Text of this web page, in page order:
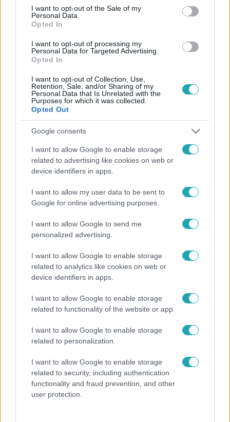
consent section.
I want to opt-out of the Sale of my
Personal Data.
Opted In
I want to opt-out of processing my
Personal Data for Targeted Advertising.
Opted In
I want to opt-out of Collection, Use,
Retention, Sale, and/or Sharing of my
Personal Data that Is Unrelated with the
Purposes for which it was collected.
Opted Out
Google consents
I want to allow Google to enable storage
related to advertising like cookies on web or
device identifiers in apps.
I want to allow my user data to be sent to
Google for online advertising purposes.
I want to allow Google to send me
personalized advertising.
I want to allow Google to enable storage
related to analytics like cookies on web or
device identifiers in apps.
I want to allow Google to enable storage
related to functionality of the website or app.
I want to allow Google to enable storage
related to personalization.
I want to allow Google to enable storage
related to security, including authentication
functionality and fraud prevention, and other
user protection.
TOP HÍREK # GAZDASÁG # INFLÁCIÓ
FOGYASZTÁS #VÁSÁRLÁS #GKI
Népszerű
Életmód
Ez a nyári lábbeli észrevétlenül nyírja ki a bokádat
és a gerincedet